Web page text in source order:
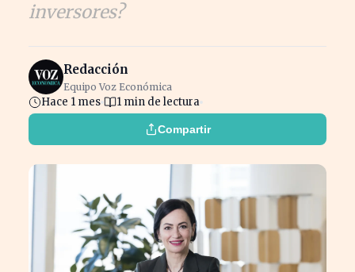
inversores?
Redacción
Equipo Voz Económica
Hace 1 mes 1 min de lectura
Compartir